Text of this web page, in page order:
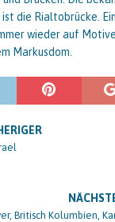
die Rialtobrücke.
wieder auf
Markusdom.
Britisch Kolumbien,